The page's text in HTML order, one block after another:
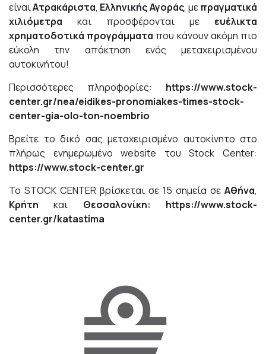
είναιΑτρακάριστα, Ελληνικής Αγοράς, μεπραγματικά
χιλιόμετρα και προσφέρονται με ευέλικτα
χρηματοδοτικά προγράμματα που κάνουν ακόμη πιο
εύκολη την απόκτηση ενός μεταχειρισμένου
αυτοκινήτου!
Περισσότερες πληροφορίες: https://www.stock-
center.gr/nea/eidikes-pronomiakes-times-stock-
center-gia-olo-ton-noembrio
Βρείτε το δικό σας μεταχειρισμένο αυτοκίνητο στο
πλήρως ενημερωμένο website του Stock Center:
https://www.stock-center.gr
To STOCK CENTER βρίσκεται σε 15 σημεία σε Αθήνα,
Κρήτη και Θεσσαλονίκη: https://www.stock-
center.gr/katastima